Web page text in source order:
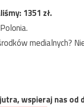
1351 zł.
medialnych?
wspieraj nas od